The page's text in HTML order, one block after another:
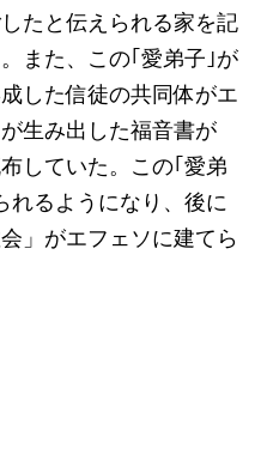
たと伝えられる家を記
また、この｢愛弟子｣が
した信徒の共同体がエ
生み出した福音書が
していた。この｢愛弟
れるようになり、後に
」がエフェソに建てら